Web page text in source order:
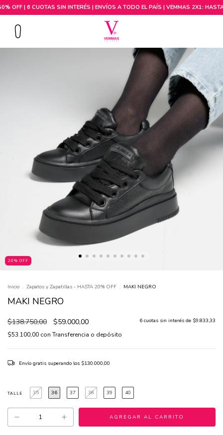
Comprar por talle
20% OFF
Inicio . Zapatos y Zapatillas - HASTA 20% OFF . MAKI NEGRO
MAKI NEGRO
$138.750,00 $59.000,00
$53.100,00 con Transferencia o depósito
6 cuotas sin interés de $9.833,33
Envío gratis superando los $130.000,00
TALLE 35 36 37 38 39 40